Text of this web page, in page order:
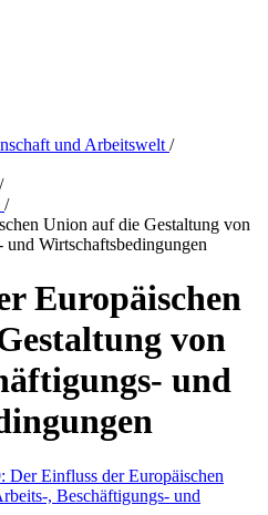
und Arbeitswelt /
/
/
Union auf die Gestaltung von
Wirtschaftsbedingungen
Europäischen
von
und
Der Einfluss der Europäischen
, Beschäftigungs- und